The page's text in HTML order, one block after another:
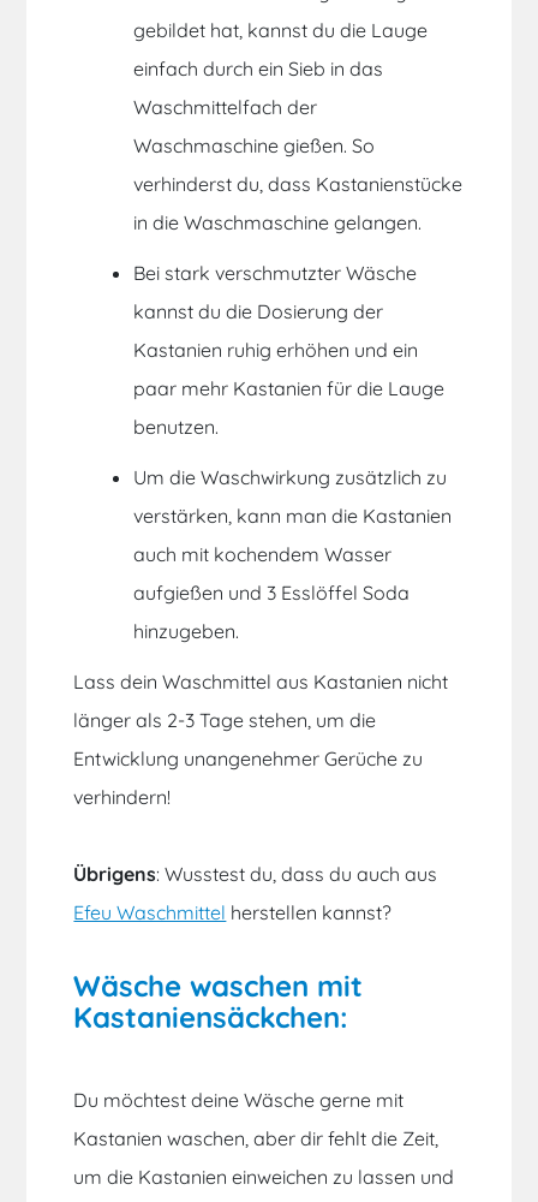
gebildet hat, kannst du die Lauge
einfach durch ein Sieb in das
Waschmittelfach der
Waschmaschine gießen. So
verhinderst du, dass Kastanienstücke
in die Waschmaschine gelangen.
Bei stark verschmutzter Wäsche
kannst du die Dosierung der
Kastanien ruhig erhöhen und ein
paar mehr Kastanien für die Lauge
benutzen.
Um dieWaschwirkung zusätzlich zu
verstärken, kann man die Kastanien
auch mit kochendem Wasser
aufgießen und 3 Esslöffel Soda
hinzugeben.
Lass dein Waschmittel aus Kastanien nicht
länger als 2-3 Tage stehen, um die
Entwicklung unangenehmer Gerüche zu
verhindern!
Übrigens: Wusstest du, dass du auch aus
Efeu Waschmittel herstellen kannst?
Wäsche waschen mit
Kastaniensäckchen:
Du möchtest deine Wäsche gerne mit
Kastanien waschen, aber dir fehlt die Zeit,
um die Kastanien einweichen zu lassen und